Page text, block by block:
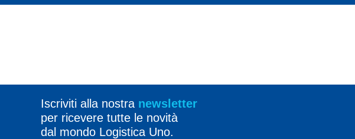
Iscriviti alla nostra newsletter
per ricevere tutte le novità
dal mondo Logistica Uno.